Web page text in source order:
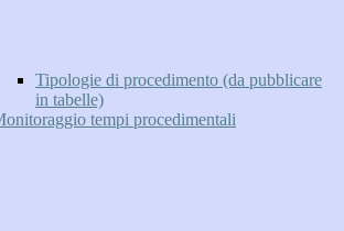
Tipologie di procedimento (da pubblicare
in tabelle)
tempi procedimentali